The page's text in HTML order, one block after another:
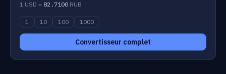
1 USD = 82.7100 RUB
1 10 100 1000
Convertisseur complet